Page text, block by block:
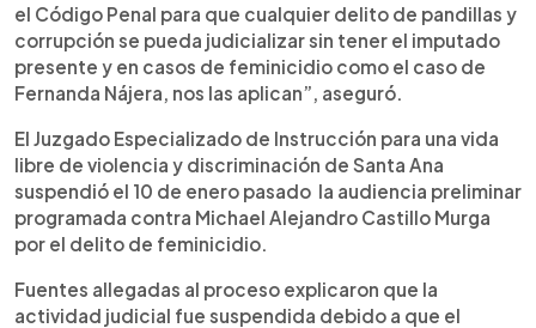
el Código Penal para que cualquier delito de pandillas y
corrupción se pueda judicializar sin tener el imputado
presente y en casos de feminicidio como el caso de
Fernanda Nájera, nos las aplican”, aseguró.
El Juzgado Especializado de Instrucción para una vida
libre de violencia y discriminación de Santa Ana
suspendió el 10 de enero pasado la audiencia preliminar
programada contra Michael Alejandro Castillo Murga
por el delito de feminicidio.
Fuentes allegadas al proceso explicaron que la
actividad judicial fue suspendida debido a que el